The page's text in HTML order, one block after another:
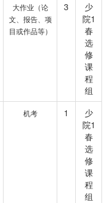
大作业（论
文、报告、项
目或作品等）
3
少
院1
春
选
修
课
程
组
机考 1
少
院1
春
选
修
课
程
组